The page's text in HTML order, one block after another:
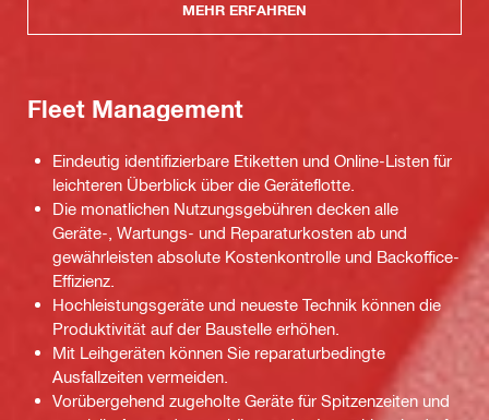
MEHR ERFAHREN
Fleet Management
Eindeutig identifizierbare Etiketten und Online-Listen für
leichteren Überblick über die Geräteflotte.
Die monatlichen Nutzungsgebühren decken alle
Geräte-, Wartungs- und Reparaturkosten ab und
gewährleisten absolute Kostenkontrolle und Backoffice-
Effizienz.
Hochleistungsgeräte und neueste Technik können die
Produktivität auf der Baustelle erhöhen.
Mit Leihgeräten können Sie reparaturbedingte
Ausfallzeiten vermeiden.
Vorübergehend zugeholte Geräte für Spitzenzeiten und